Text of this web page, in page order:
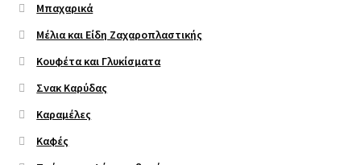
Μπαχαρικά
Μέλια και Είδη Ζαχαροπλαστικής
Κουφέτα και Γλυκίσματα
Σνακ Καρύδας
Καραμέλες
Καφές